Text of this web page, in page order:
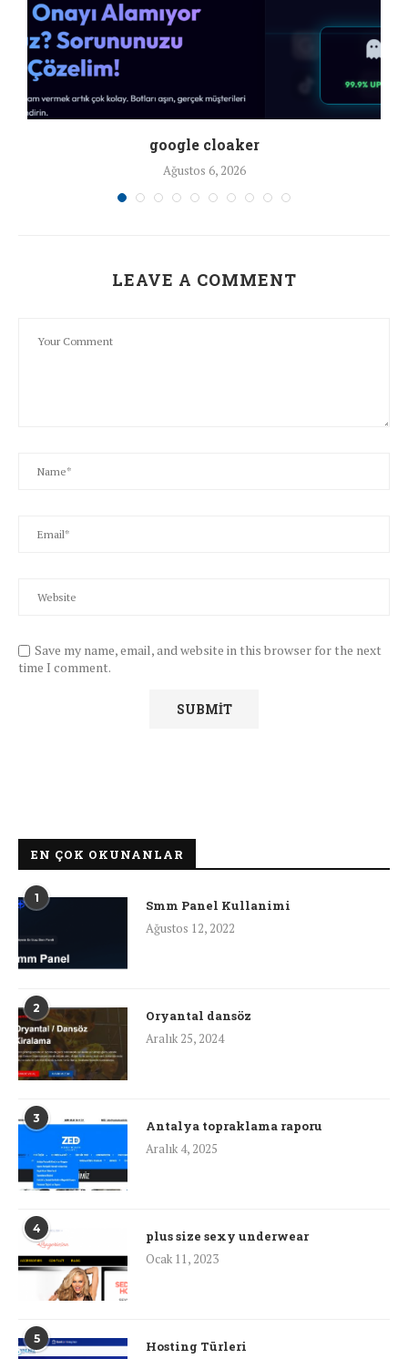
google cloaker
Ağustos 6, 2026
LEAVE A COMMENT
Save my name, email, and website in this browser for the next
time I comment.
EN ÇOK OKUNANLAR
1
Smm Panel Kullanimi
Ağustos 12, 2022
2
Oryantal dansöz
Aralık 25, 2024
3
Antalya topraklama raporu
Aralık 4, 2025
4
plus size sexy underwear
Ocak 11, 2023
5
Hosting Türleri